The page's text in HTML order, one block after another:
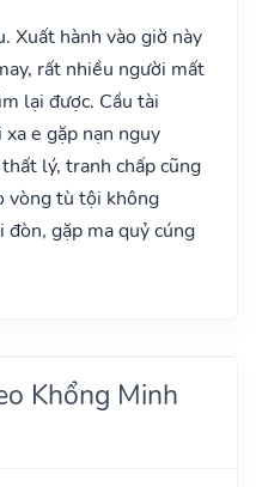
Xuất hành vào giờ này
rất nhiều người mất
lại được. Cầu tài
e gặp nạn nguy
lý, tranh chấp cũng
vòng tù tội không
gặp ma quỷ cúng
Khổng Minh